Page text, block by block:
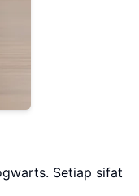
Setiap sifat